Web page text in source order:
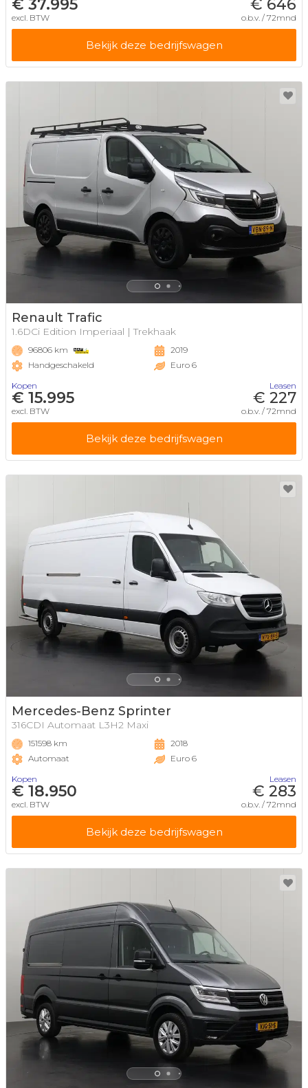
€ 37.995
excl. BTW
€ 646
o.b.v. / 72mnd
Bekijk deze bedrijfswagen
Renault Trafic
1.6DCi Edition Imperiaal | Trekhaak
96806 km
Handgeschakeld
2019
Euro 6
Kopen
€ 15.995
excl. BTW
Leasen
€ 227
o.b.v. / 72mnd
Bekijk deze bedrijfswagen
Mercedes-Benz Sprinter
316CDI Automaat L3H2 Maxi
151598 km
Automaat
2018
Euro 6
Kopen
€ 18.950
excl. BTW
Leasen
€ 283
o.b.v. / 72mnd
Bekijk deze bedrijfswagen